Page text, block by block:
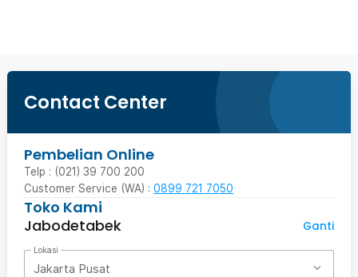
Contact Center
Pembelian Online
Telp : (021) 39 700 200
Customer Service (WA) : 0899 721 7050
Toko Kami
Jabodetabek
Ganti
Lokasi
Jakarta Pusat